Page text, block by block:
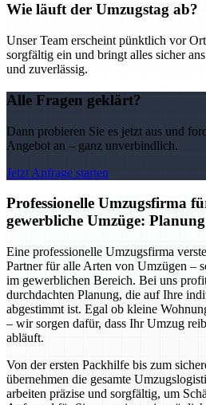
Wie läuft der Umzugstag ab?
Unser Team erscheint pünktlich vor
sorgfältig ein und bringt alles sicher
und zuverlässig.
Alle Fragen geklärt?
Dann probieren Sie es jetzt aus und
Angebot an – ganz unverbindlich.
Jetzt Anfrage starten
Professionelle Umzugsfirma
gewerbliche Umzüge:
Eine professionelle Umzugsfirma
Partner für alle Arten von Umzügen –
im gewerblichen Bereich. Bei uns
durchdachten Planung, die auf Ihre
abgestimmt ist. Egal ob kleine
– wir sorgen dafür, dass Ihr Umzug
abläuft.
Von der ersten Packhilfe bis zum
übernehmen die gesamte
arbeiten präzise und sorgfältig, um